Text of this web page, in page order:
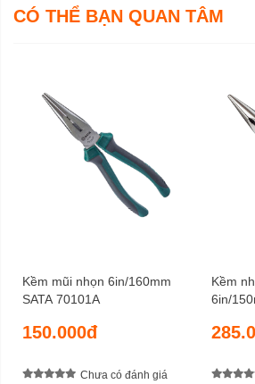
CÓ THỂ BẠN QUAN TÂM
Kềm mũi nhọn 6in/160mm
SATA 70101A
150.000đ
Chưa có đánh giá
Kềm
6in/